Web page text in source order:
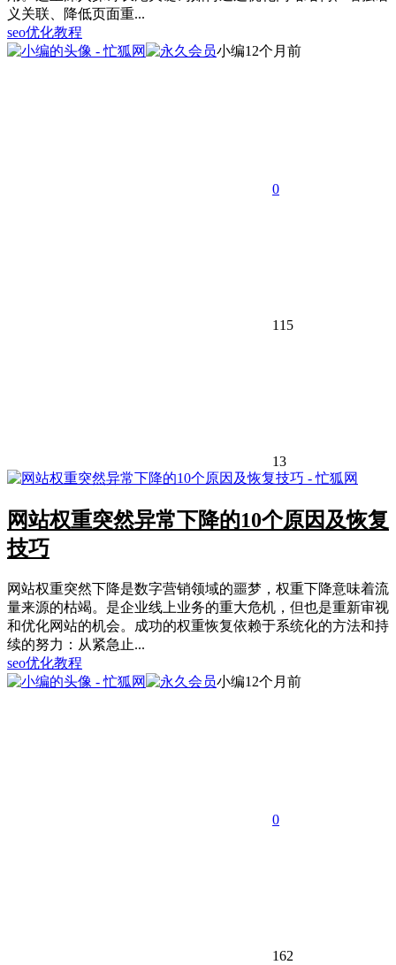
义关联、降低页面重...
seo优化教程
小编12个月前
0
115
13
网站权重突然异常下降的10个原因及恢复
技巧
网站权重突然下降是数字营销领域的噩梦，权重下降意味着流
量来源的枯竭。是企业线上业务的重大危机，但也是重新审视
和优化网站的机会。成功的权重恢复依赖于系统化的方法和持
续的努力：从紧急止...
seo优化教程
小编12个月前
0
162